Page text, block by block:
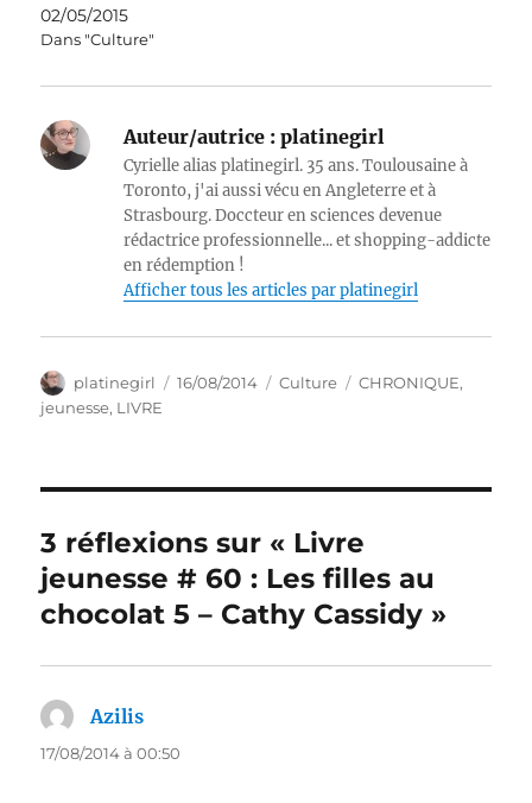
02/05/2015
Dans "Culture"
Auteur/autrice : platinegirl
Cyrielle alias platinegirl. 35 ans. Toulousaine à
Toronto, j'ai aussi vécu en Angleterre et à
Strasbourg. Doccteur en sciences devenue
rédactrice professionnelle... et shopping-addicte
en rédemption !
Afficher tous les articles par platinegirl
Auteur
platinegirl
Publié
16/08/2014 Catégories
Culture Étiquettes
CHRONIQUE,
jeunesse, LIVRE
3 réflexions sur « Livre
jeunesse # 60 : Les filles au
chocolat 5 – Cathy Cassidy »
Azilis
17/08/2014 à 00:50